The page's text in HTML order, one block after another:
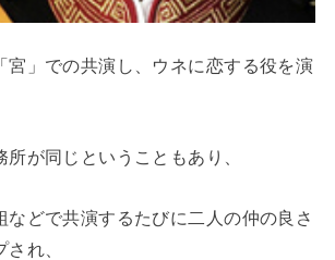
宮」での共演し、ウネに恋する役を演
所が同じということもあり、
などで共演するたびに二人の仲の良さ
れ、